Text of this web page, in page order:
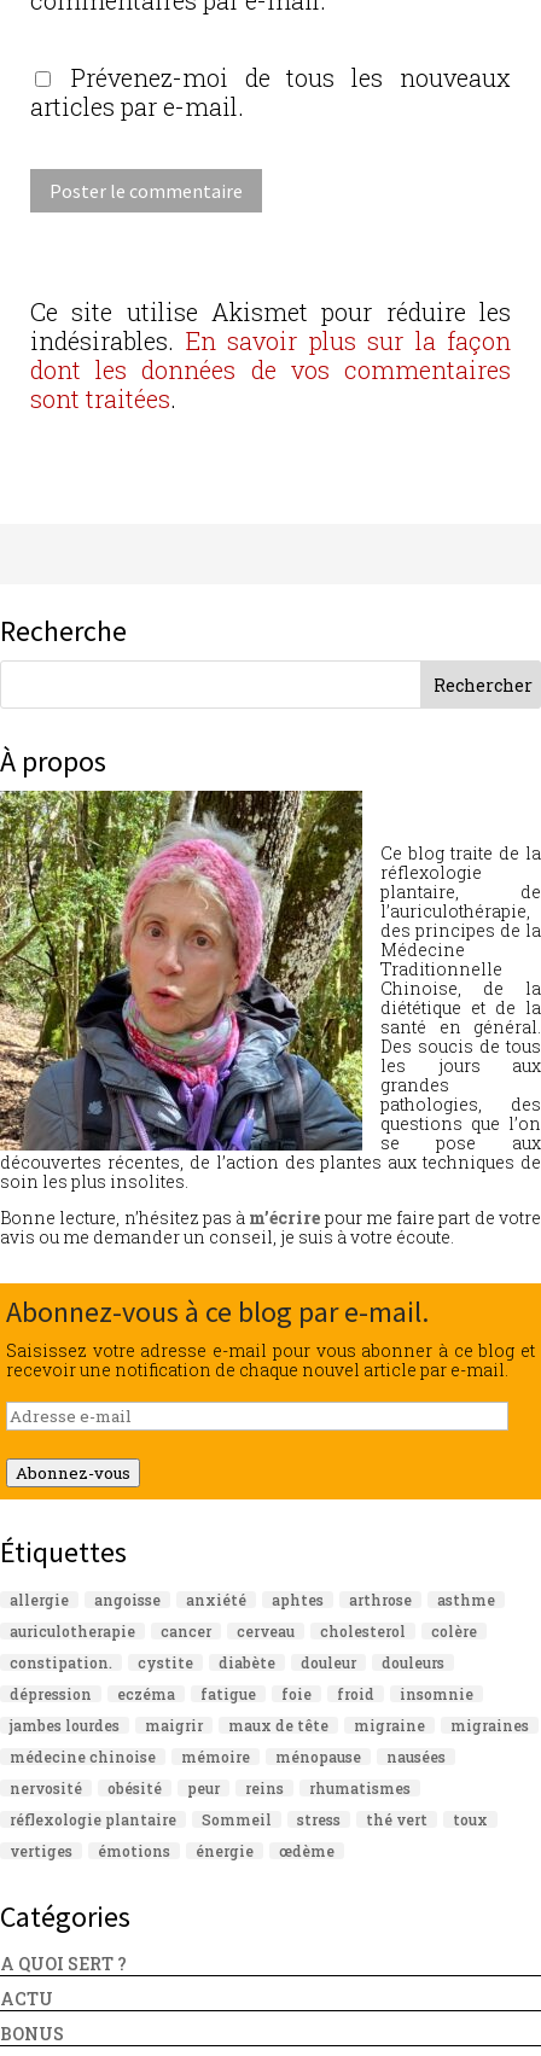
Prévenez-moi de tous les nouveaux
articles par e-mail.
Ce site utilise Akismet pour réduire les
indésirables. En savoir plus sur la façon
dont les données de vos commentaires
sont traitées.
Recherche
À propos
Ce blog traite de la
réflexologie
plantaire, de
l’auriculothérapie,
des principes de la
Médecine
Traditionnelle
Chinoise, de la
diététique et de la
santé en général.
Des soucis de tous
les jours aux
grandes
pathologies, des
questions que l’on
se pose aux
découvertes récentes, de l’action des plantes aux techniques de
soin les plus insolites.
Bonne lecture, n’hésitez pas à m’écrire pour me faire part de votre
avis ou me demander un conseil, je suis à votre écoute.
Abonnez-vous à ce blog par e-mail.
Saisissez votre adresse e-mail pour vous abonner à ce blog et
recevoir une notification de chaque nouvel article par e-mail.
Adresse
e-
mail
Abonnez-vous
Étiquettes
allergie angoisse anxiété aphtes arthrose
asthme
auriculotherapie
cancer cerveau cholesterol
colère
constipation.
cystite diabète douleur
douleurs
dépression
eczéma fatigue foie froid
insomnie
jambes lourdes
maigrir maux de tête migraine
migraines
médecine chinoise
mémoire ménopause
nausées
nervosité
obésité peur reins
rhumatismes
réflexologie plantaire
Sommeil stress thé vert
toux
vertiges
émotions énergie œdème
Catégories
A QUOI SERT ?
ACTU
BONUS